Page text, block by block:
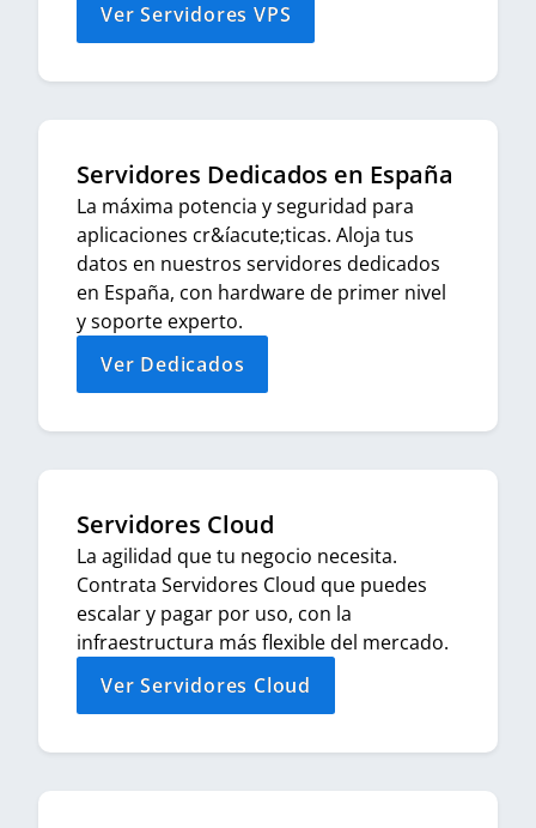
Ver Servidores VPS
Servidores Dedicados en España
La máxima potencia y seguridad para
aplicaciones cr&íacute;ticas. Aloja tus
datos en nuestros servidores dedicados
en España, con hardware de primer nivel
y soporte experto.
Ver Dedicados
Servidores Cloud
La agilidad que tu negocio necesita.
Contrata Servidores Cloud que puedes
escalar y pagar por uso, con la
infraestructura más flexible del mercado.
Ver Servidores Cloud